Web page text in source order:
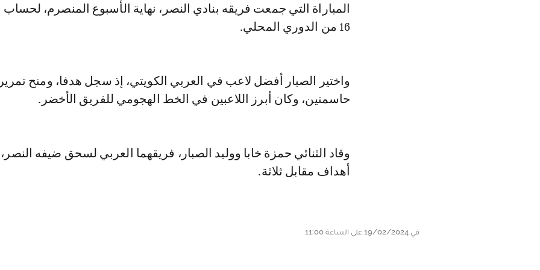
المباراة التي جمعت فريقه بنادي النصر، نهاية الأسبوع المنصرم، لحساب
16 من الدوري المحلي.
واختير الصبار أفضل لاعب في العربي الكويتي، إذ سجل هدفا، ومنح
حاسمتين، وكان أبرز اللاعبين في الخط الهجومي للفريق الأخضر.
وقاد الثنائي حمزة خابا ووليد الصبار، فريقهما العربي لسحق ضيفه
أهداف مقابل ثلاثة.
في 19/02/2024 على الساعة 11:00